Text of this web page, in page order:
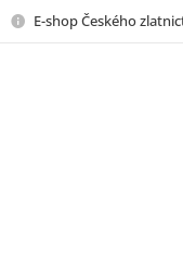
E-shop Českého